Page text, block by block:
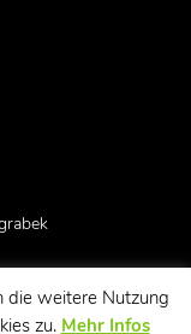
die weitere Nutzung
zu. Mehr Infos